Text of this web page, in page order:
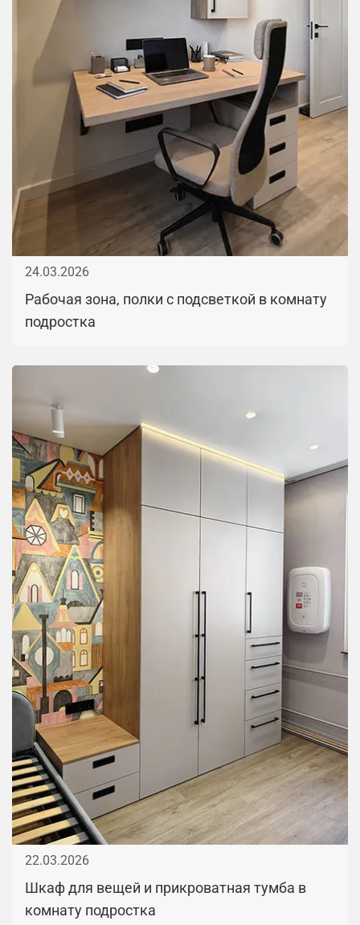
24.03.2026
Рабочая зона, полки с подсветкой в комнату
подростка
22.03.2026
Шкаф для вещей и прикроватная тумба в
комнату подростка